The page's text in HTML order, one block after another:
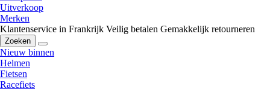
Uitverkoop
Merken
Klantenservice in Frankrijk Veilig betalen Gemakkelijk retourneren
Zoeken
Nieuw binnen
Helmen
Fietsen
Racefiets